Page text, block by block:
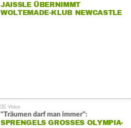
JAISSLE ÜBERNIMMT
WOLTEMADE-KLUB NEWCASTLE
"Träumen darf man immer":
SPRENGELS GROSSES OLYMPIA-Z